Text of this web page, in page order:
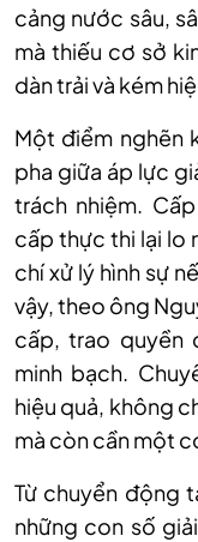
cảng nước sâu,
mà thiếu cơ sở
dàn trải và kém
Một điểm nghẽn
pha giữa áp lực
trách nhiệm.
cấp thực thi lại lo
chí xử lý hình sự
vậy, theo ông
cấp, trao quyền
minh bạch.
hiệu quả, không
mà còn cần một
Từ chuyển động
những con số